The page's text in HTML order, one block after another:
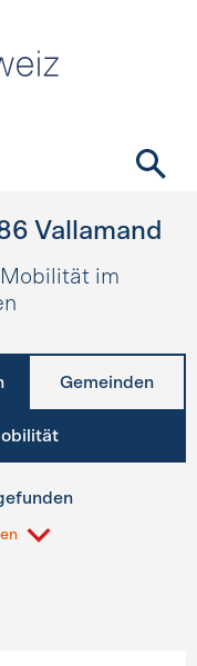
Vallamand
im
Gemeinden